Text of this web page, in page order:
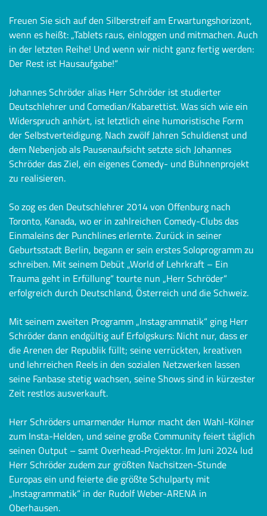
Freuen Sie sich auf den Silberstreif am Erwartungshorizont,
wenn es heißt: „Tablets raus, einloggen und mitmachen. Auch
in der letzten Reihe! Und wenn wir nicht ganz fertig werden:
Der Rest ist Hausaufgabe!“
Johannes Schröder alias Herr Schröder ist studierter
Deutschlehrer und Comedian/Kabarettist. Was sich wie ein
Widerspruch anhört, ist letztlich eine humoristische Form
der Selbstverteidigung. Nach zwölf Jahren Schuldienst und
dem Nebenjob als Pausenaufsicht setzte sich Johannes
Schröder das Ziel, ein eigenes Comedy- und Bühnenprojekt
zu realisieren.
So zog es den Deutschlehrer 2014 von Offenburg nach
Toronto, Kanada, wo er in zahlreichen Comedy-Clubs das
Einmaleins der Punchlines erlernte. Zurück in seiner
Geburtsstadt Berlin, begann er sein erstes Soloprogramm zu
schreiben. Mit seinem Debüt „World of Lehrkraft – Ein
Trauma geht in Erfüllung“ tourte nun „Herr Schröder“
erfolgreich durch Deutschland, Österreich und die Schweiz.
Mit seinem zweiten Programm „Instagrammatik“ ging Herr
Schröder dann endgültig auf Erfolgskurs: Nicht nur, dass er
die Arenen der Republik füllt; seine verrückten, kreativen
und lehrreichen Reels in den sozialen Netzwerken lassen
seine Fanbase stetig wachsen, seine Shows sind in kürzester
Zeit restlos ausverkauft.
Herr Schröders umarmender Humor macht den Wahl-Kölner
zum Insta-Helden, und seine große Community feiert täglich
seinen Output – samt Overhead-Projektor. Im Juni 2024 lud
Herr Schröder zudem zur größten Nachsitzen-Stunde
Europas ein und feierte die größte Schulparty mit
„Instagrammatik“ in der Rudolf Weber-ARENA in
Oberhausen.